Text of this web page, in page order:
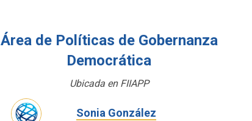
Área de Políticas de Gobernanza
Democrática
Ubicada en FIIAPP
Sonia González